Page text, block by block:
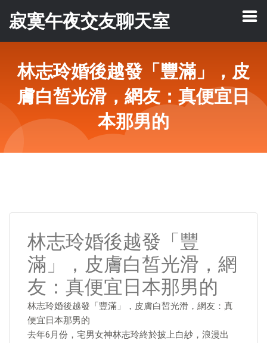
寂寞午夜交友聊天室
林志玲婚後越發「豐滿」，皮
膚白皙光滑，網友：真便宜日
本那男的
林志玲婚後越發「豐
滿」，皮膚白皙光滑，網
友：真便宜日本那男的
林志玲婚後越發「豐滿」，皮膚白皙光滑，網友：真
便宜日本那男的
去年6月份，宅男女神林志玲終於披上白紗，浪漫出